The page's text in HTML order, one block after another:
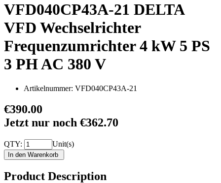
VFD040CP43A-21 DELTA
VFD Wechselrichter
Frequenzumrichter 4 kW 5 PS
3 PH AC 380 V
Artikelnummer: VFD040CP43A-21
€390.00
Jetzt nur noch €362.70
QTY: Unit(s)
Product Description